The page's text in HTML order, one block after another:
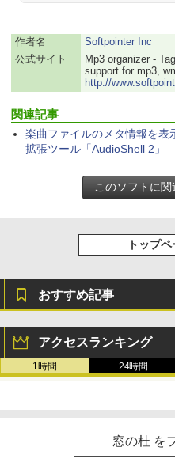
￥16,980
るさ自動
持続バッ
ブラック
￥27,980
ージ、防
イ、色
売)
￥31,980
New
11インチ
レージ、
整、色
￥
作者名
Softpointer Inc
公式サイト
Mp3 organizer -
support for mp3,
http://
関連記事
楽曲ファイルのメタ情報を表
拡張ツール「AudioShell 2」
トップ
おすすめ記事
アクセスランキング
1時間 24時間
窓の杜 を